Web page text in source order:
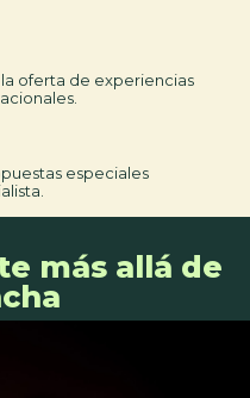
oferta de experiencias
especiales
más allá de